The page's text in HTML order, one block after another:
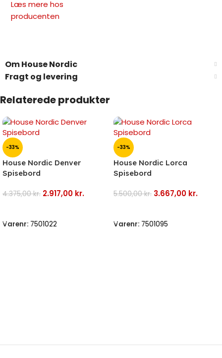
Læs mere hos
producenten
Om House Nordic
Fragt og levering
Relaterede produkter
-33%
House Nordic Denver
Spisebord
4.375,00kr. 2.917,00 kr.
Varenr: 7501022
-33%
House Nordic Lorca
Spisebord
5.500,00kr. 3.667,00 kr.
Varenr: 7501095